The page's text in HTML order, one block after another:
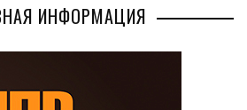
ИНФОРМАЦИЯ